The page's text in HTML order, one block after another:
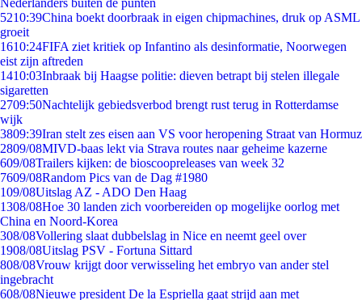
Nederlanders buiten de punten
5210:39China boekt doorbraak in eigen chipmachines, druk op ASML
groeit
1610:24FIFA ziet kritiek op Infantino als desinformatie, Noorwegen
eist zijn aftreden
1410:03Inbraak bij Haagse politie: dieven betrapt bij stelen illegale
sigaretten
2709:50Nachtelijk gebiedsverbod brengt rust terug in Rotterdamse
wijk
3809:39Iran stelt zes eisen aan VS voor heropening Straat van Hormuz
2809/08MIVD-baas lekt via Strava routes naar geheime kazerne
609/08Trailers kijken: de bioscoopreleases van week 32
7609/08Random Pics van de Dag #1980
109/08Uitslag AZ - ADO Den Haag
1308/08Hoe 30 landen zich voorbereiden op mogelijke oorlog met
China en Noord-Korea
308/08Vollering slaat dubbelslag in Nice en neemt geel over
1908/08Uitslag PSV - Fortuna Sittard
808/08Vrouw krijgt door verwisseling het embryo van ander stel
ingebracht
608/08Nieuwe president De la Espriella gaat strijd aan met